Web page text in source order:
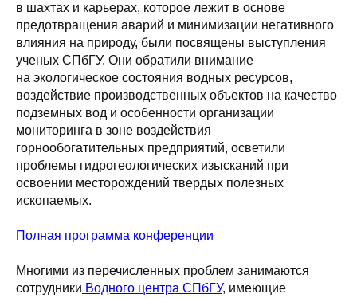
в шахтах и карьерах, которое лежит в основе
предотвращения аварий и минимизации негативного
влияния на природу, были посвящены выступления
ученых СПбГУ. Они обратили внимание
на экологическое состояния водных ресурсов,
воздействие производственных объектов на качество
подземных вод и особенности организации
мониторинга в зоне воздействия
горнообогатительных предприятий, осветили
проблемы гидрогеологических изысканий при
освоении месторождений твердых полезных
ископаемых.
Полная программа конференции
Многими из перечисленных проблем занимаются
сотрудники Водного центра СПбГУ, имеющие